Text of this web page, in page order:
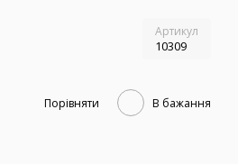
Артикул
10309
Порівняти В бажання